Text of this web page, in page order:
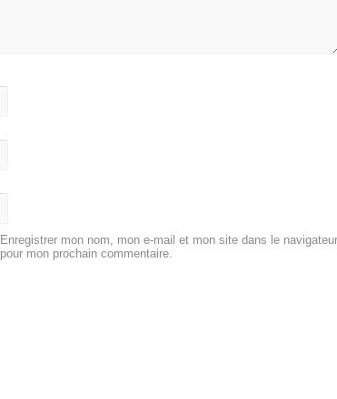
Enregistrer mon nom, mon e-mail et mon site dans le navigateur
pour mon prochain commentaire.